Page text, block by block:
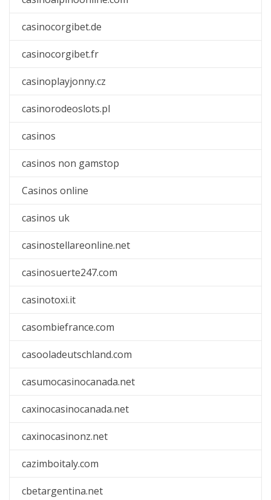
casinocorgibet.de
casinocorgibet.fr
casinoplayjonny.cz
casinorodeoslots.pl
casinos
casinos non gamstop
Casinos online
casinos uk
casinostellareonline.net
casinosuerte247.com
casinotoxi.it
casombiefrance.com
casooladeutschland.com
casumocasinocanada.net
caxinocasinocanada.net
caxinocasinonz.net
cazimboitaly.com
cbetargentina.net